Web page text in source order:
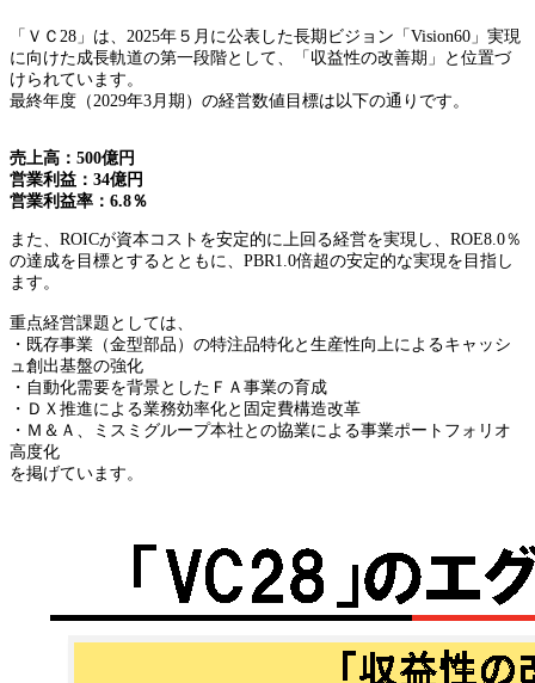
「ＶＣ28」は、2025年５月に公表した長期ビジョン「Vision60」実現
に向けた成長軌道の第一段階として、「収益性の改善期」と位置づ
けられています。
最終年度（2029年3月期）の経営数値目標は以下の通りです。
売上高：500億円
営業利益：34億円
営業利益率：6.8％
また、ROICが資本コストを安定的に上回る経営を実現し、ROE8.0％
の達成を目標とするとともに、PBR1.0倍超の安定的な実現を目指し
ます。
重点経営課題としては、
・既存事業（金型部品）の特注品特化と生産性向上によるキャッシ
ュ創出基盤の強化
・自動化需要を背景としたＦＡ事業の育成
・ＤＸ推進による業務効率化と固定費構造改革
・Ｍ＆Ａ、ミスミグループ本社との協業による事業ポートフォリオ
高度化
を掲げています。